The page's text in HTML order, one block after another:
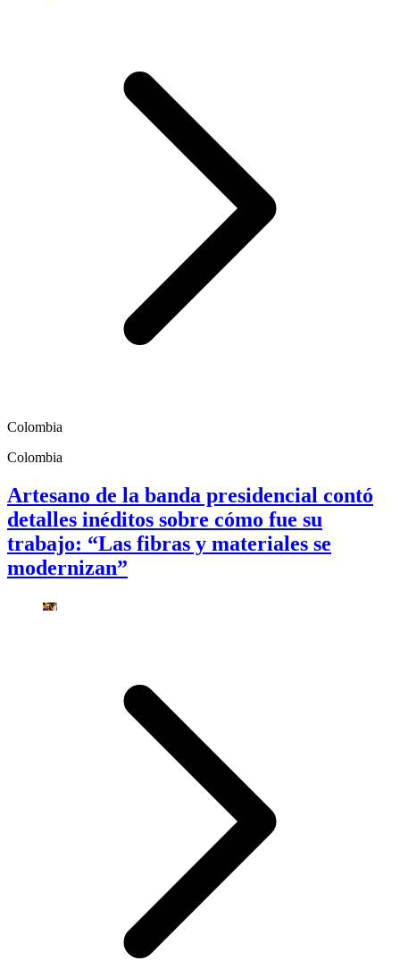
Colombia
Colombia
Artesano de la banda presidencial contó
detalles inéditos sobre cómo fue su
trabajo: “Las fibras y materiales se
modernizan”